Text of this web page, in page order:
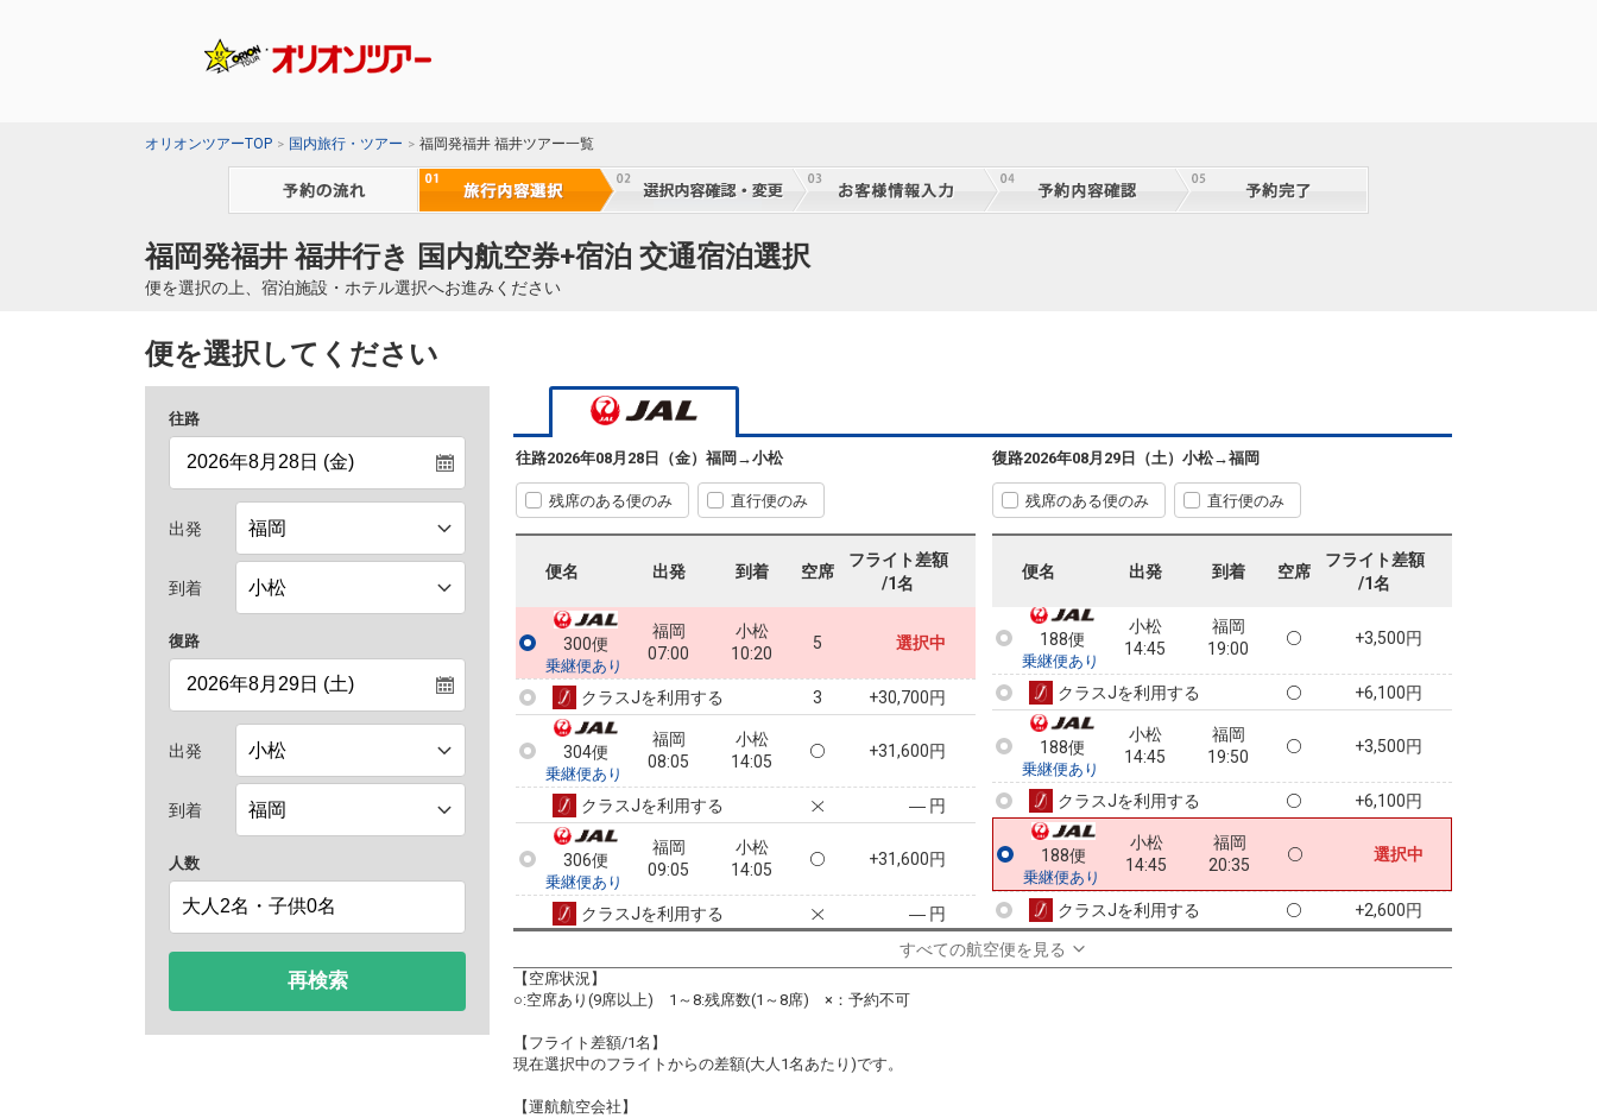
オリオンツアーTOP 国内旅行・ツアー 福岡発福井 福井ツアー一覧
福岡発福井 福井行き 国内航空券+宿泊 交通宿泊選択
便を選択の上、宿泊施設・ホテル選択へお進みください
便を選択してください
往路
出発
到着
復路
出発
到着
人数
再検索
往路2026年08月28日（金） 福岡 →小松
残席のある便のみ 直行便のみ
便名 出発 到着 空席
フライト差額
/1名
300便
乗継便あり
福岡
07:00
小松
10:20
5 選択中
クラスJを利用する 3 +30,700円
304便
乗継便あり
福岡
08:05
小松
14:05
+31,600円
クラスJを利用する ― 円
306便
乗継便あり
福岡
09:05
小松
14:05
+31,600円
クラスJを利用する ― 円
308便
乗継便あり
+31,600円
314便
乗継便あり
福岡
小松
2 +26,800円
復路2026年08月29日（土） 小松→福岡
残席のある便のみ 直行便のみ
便名 出発 到着 空席
フライト差額
/1名
184便
小松
08:50
14:35
11:05
15:30
186便
小松
11:05
福岡
17:10
+3,500円
クラスJを利用する 7 +6,100円
188便
乗継便あり
小松
14:45
福岡
19:00
+3,500円
クラスJを利用する +6,100円
188便
乗継便あり
小松
14:45
福岡
19:50
+3,500円
クラスJを利用する +6,100円
188便
乗継便あり
小松
14:45
福岡
20:35
選択中
クラスJを利用する +2,600円
すべての航空便を見る
【空席状況】
○:空席あり(9席以上) 1～8:残席数(1～8席) ×：予約不可
【フライト差額/1名】
現在選択中のフライトからの差額(大人1名あたり)です。
【運航航空会社】